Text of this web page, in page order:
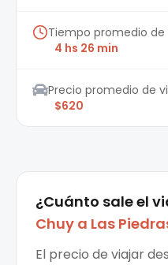
Tiempo promedio de
4 hs 26 min
Precio promedio de
$620
¿Cuánto sale el
Chuy a Las
El precio de viajar